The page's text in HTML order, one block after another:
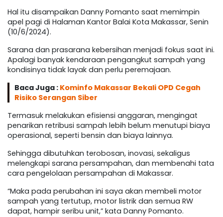
Hal itu disampaikan Danny Pomanto saat memimpin
apel pagi di Halaman Kantor Balai Kota Makassar, Senin
(10/6/2024).
Sarana dan prasarana kebersihan menjadi fokus saat ini.
Apalagi banyak kendaraan pengangkut sampah yang
kondisinya tidak layak dan perlu peremajaan.
Baca Juga : Kominfo Makassar Bekali OPD Cegah
Risiko Serangan Siber
Termasuk melakukan efisiensi anggaran, mengingat
penarikan retribusi sampah lebih belum menutupi biaya
operasional, seperti bensin dan biaya lainnya.
Sehingga dibutuhkan terobosan, inovasi, sekaligus
melengkapi sarana persampahan, dan membenahi tata
cara pengelolaan persampahan di Makassar.
“Maka pada perubahan ini saya akan membeli motor
sampah yang tertutup, motor listrik dan semua RW
dapat, hampir seribu unit,” kata Danny Pomanto.